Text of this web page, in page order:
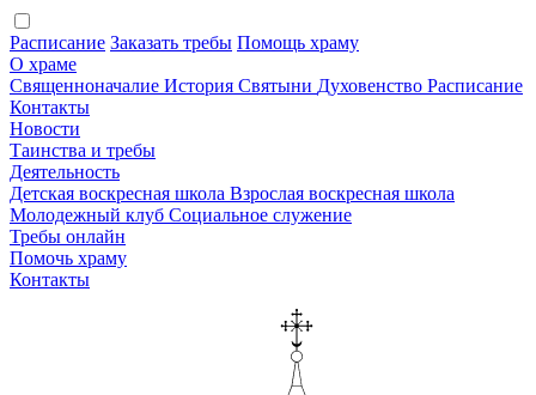
Расписание Заказать требы Помощь храму
О храме
Священноначалие История Святыни Духовенство Расписание
Контакты
Новости
Таинства и требы
Деятельность
Детская воскресная школа Взрослая воскресная школа
Молодежный клуб Социальное служение
Требы онлайн
Помочь храму
Контакты